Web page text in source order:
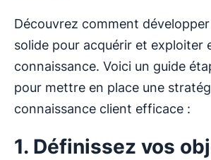
Découvrez comment
solide pour acquérir et exploiter
connaissance. Voici un guide
pour mettre en place une
connaissance client efficace :
1. Définissez vos